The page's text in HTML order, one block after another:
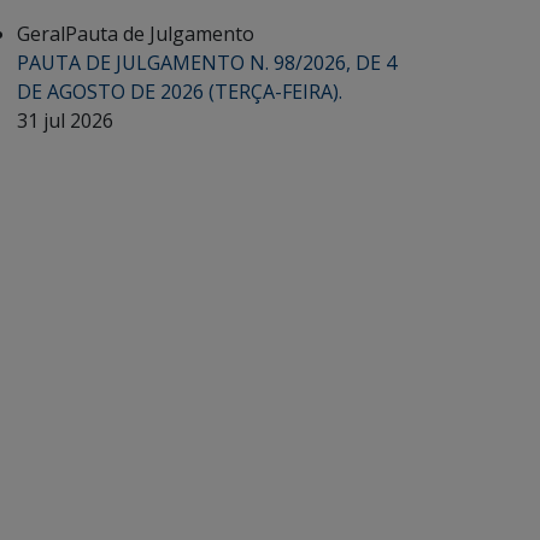
GeralPauta de Julgamento
PAUTA DE JULGAMENTO N. 98/2026, DE 4
DE AGOSTO DE 2026 (TERÇA-FEIRA).
31 jul 2026